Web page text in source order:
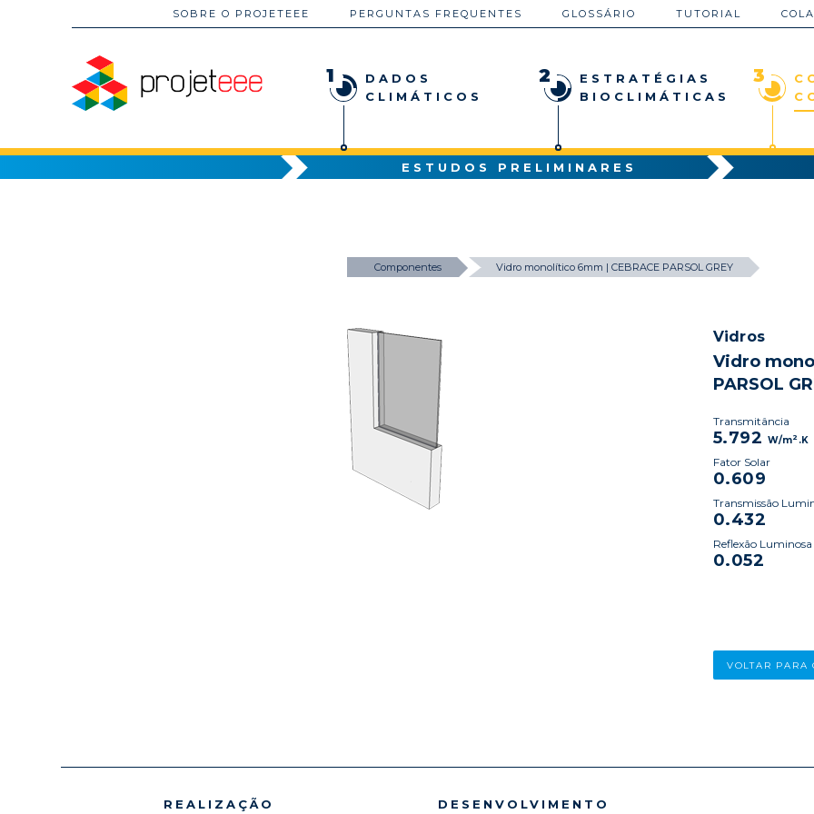
SOBRE O PROJETEEE PERGUNTAS FREQUENTES GLOSSÁRIO TUTORIAL
1
DADOS
CLIMÁTICOS
2
ESTRATÉGIAS
BIOCLIMÁTICAS
3
ESTUDOS PRELIMINARES
Componentes Vidro monolítico 6mm | CEBRACE PARSOL GREY
Vidros
Vidro
PARSOL
Transmitância
5.792 W/m2 .K
Fator Solar
0.609
Transmissão
0.432
Reflexão Luminosa
0.052
VOLTAR PARA
REALIZAÇÃO DESENVOLVIMENTO